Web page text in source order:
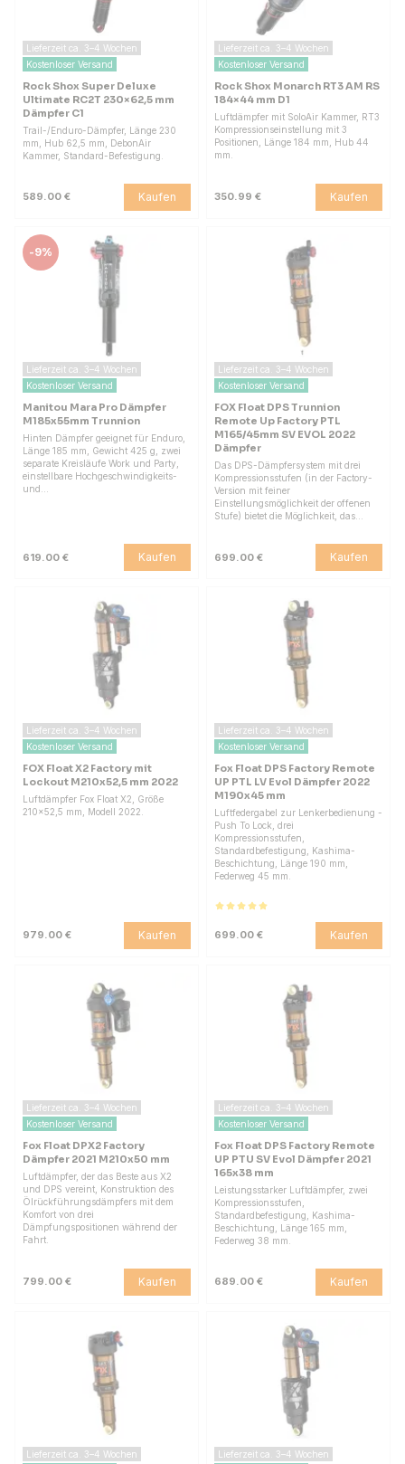
Lieferzeit ca. 3–4 Wochen
Kostenloser Versand
Rock Shox Super Deluxe
Ultimate RC2T 230×62,5 mm
Dämpfer C1
Trail-/Enduro-Dämpfer, Länge 230
mm, Hub 62,5 mm, DebonAir
Kammer, Standard-Befestigung.
589.00 € Kaufen
Lieferzeit ca. 3–4 Wochen
Kostenloser Versand
Rock Shox Monarch RT3 AM RS
184×44 mm D1
Luftdämpfer mit SoloAir Kammer, RT3
Kompressionseinstellung mit 3
Positionen, Länge 184 mm, Hub 44
mm.
350.99 € Kaufen
-9%
Lieferzeit ca. 3–4 Wochen
Kostenloser Versand
Manitou Mara Pro Dämpfer
M185x55mm Trunnion
Hinten Dämpfer geeignet für Enduro,
Länge 185 mm, Gewicht 425 g, zwei
separate Kreisläufe Work und Party,
einstellbare Hochgeschwindigkeits-
und…
619.00 € Kaufen
Lieferzeit ca. 3–4 Wochen
Kostenloser Versand
FOX Float DPS Trunnion
Remote Up Factory PTL
M165/45mm SV EVOL 2022
Dämpfer
Das DPS-Dämpfersystem mit drei
Kompressionsstufen (in der Factory-
Version mit feiner
Einstellungsmöglichkeit der offenen
Stufe) bietet die Möglichkeit, das…
699.00 € Kaufen
Lieferzeit ca. 3–4 Wochen
Kostenloser Versand
FOX Float X2 Factory mit
Lockout M210x52,5 mm 2022
Luftdämpfer Fox Float X2, Größe
210x52,5 mm, Modell 2022.
979.00 € Kaufen
Lieferzeit ca. 3–4 Wochen
Kostenloser Versand
Fox Float DPS Factory Remote
UP PTL LV Evol Dämpfer 2022
M190x45 mm
Luftfedergabel zur Lenkerbedienung -
Push To Lock, drei
Kompressionsstufen,
Standardbefestigung, Kashima-
Beschichtung, Länge 190 mm,
Federweg 45 mm.
699.00 € Kaufen
Lieferzeit ca. 3–4 Wochen
Kostenloser Versand
Fox Float DPX2 Factory
Dämpfer 2021 M210x50 mm
Luftdämpfer, der das Beste aus X2
und DPS vereint, Konstruktion des
Ölrückführungsdämpfers mit dem
Komfort von drei
Dämpfungspositionen während der
Fahrt.
799.00 € Kaufen
Lieferzeit ca. 3–4 Wochen
Kostenloser Versand
Fox Float DPS Factory Remote
UP PTU SV Evol Dämpfer 2021
165x38 mm
Leistungsstarker Luftdämpfer, zwei
Kompressionsstufen,
Standardbefestigung, Kashima-
Beschichtung, Länge 165 mm,
Federweg 38 mm.
689.00 € Kaufen
Lieferzeit ca. 3–4 Wochen
Lieferzeit ca. 3–4 Wochen